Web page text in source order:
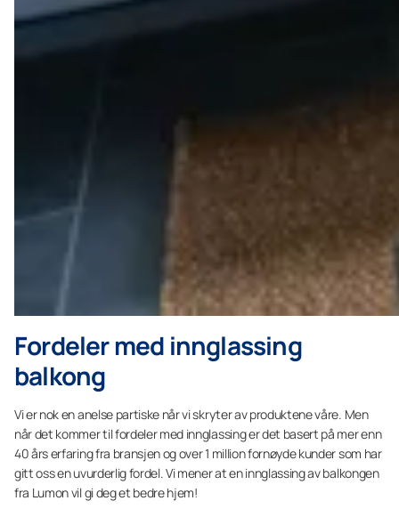
Fordeler med innglassing
balkong
Vi er nok en anelse partiske når vi skryter av produktene våre. Men
når det kommer til fordeler med innglassing er det basert på mer enn
40 års erfaring fra bransjen og over 1 million fornøyde kunder som har
gitt oss en uvurderlig fordel. Vi mener at en innglassing av balkongen
fra Lumon vil gi deg et bedre hjem!